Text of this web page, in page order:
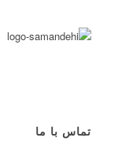
تماس با ما